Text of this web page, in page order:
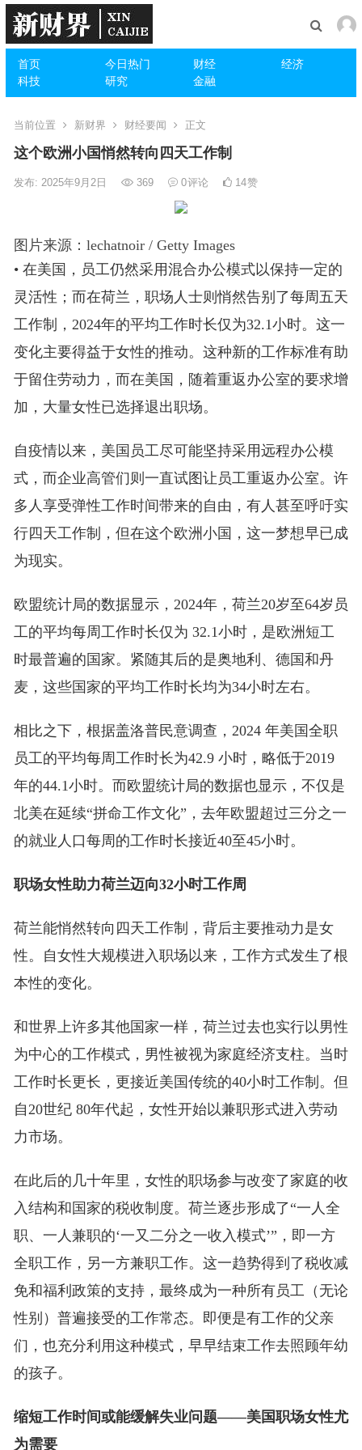
首页 今日热门 财经
经济
科技
研究 金融
当前位置 新财界 财经要闻 正文
这个欧洲小国悄然转向四天工作制
发布: 2025年9月2日 369 0评论 14赞
图片来源：lechatnoir / Getty Images
• 在美国，员工仍然采用混合办公模式以保持一定的
灵活性；而在荷兰，职场人士则悄然告别了每周五天
工作制，2024年的平均工作时长仅为32.1小时。这一
变化主要得益于女性的推动。这种新的工作标准有助
于留住劳动力，而在美国，随着重返办公室的要求增
加，大量女性已选择退出职场。
自疫情以来，美国员工尽可能坚持采用远程办公模
式，而企业高管们则一直试图让员工重返办公室。许
多人享受弹性工作时间带来的自由，有人甚至呼吁实
行四天工作制，但在这个欧洲小国，这一梦想早已成
为现实。
欧盟统计局的数据显示，2024年，荷兰20岁至64岁员
工的平均每周工作时长仅为 32.1小时，是欧洲短工
时最普遍的国家。紧随其后的是奥地利、德国和丹
麦，这些国家的平均工作时长均为34小时左右。
相比之下，根据盖洛普民意调查，2024 年美国全职
员工的平均每周工作时长为42.9 小时，略低于2019
年的44.1小时。而欧盟统计局的数据也显示，不仅是
北美在延续“拼命工作文化”，去年欧盟超过三分之一
的就业人口每周的工作时长接近40至45小时。
职场女性助力荷兰迈向32小时工作周
荷兰能悄然转向四天工作制，背后主要推动力是女
性。自女性大规模进入职场以来，工作方式发生了根
本性的变化。
和世界上许多其他国家一样，荷兰过去也实行以男性
为中心的工作模式，男性被视为家庭经济支柱。当时
工作时长更长，更接近美国传统的40小时工作制。但
自20世纪 80年代起，女性开始以兼职形式进入劳动
力市场。
在此后的几十年里，女性的职场参与改变了家庭的收
入结构和国家的税收制度。荷兰逐步形成了“一人全
职、一人兼职的‘一又二分之一收入模式’”，即一方
全职工作，另一方兼职工作。这一趋势得到了税收减
免和福利政策的支持，最终成为一种所有员工（无论
性别）普遍接受的工作常态。即便是有工作的父亲
们，也充分利用这种模式，早早结束工作去照顾年幼
的孩子。
缩短工作时间或能缓解失业问题——美国职场女性尤
为需要